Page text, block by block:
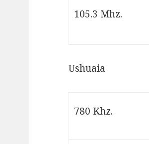
105.3 Mhz.
Ushuaia
780 Khz.